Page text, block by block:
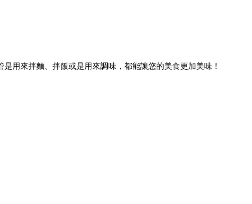
用來拌麵、拌飯或是用來調味，都能讓您的美食更加美味！